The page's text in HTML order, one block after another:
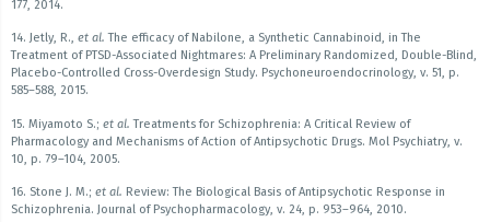
177, 2014.
14. Jetly, R., et al. The efficacy of Nabilone, a Synthetic Cannabinoid, in The
Treatment of PTSD-Associated Nightmares: A Preliminary Randomized, Double-Blind,
Placebo-Controlled Cross-Overdesign Study. Psychoneuroendocrinology, v. 51, p.
585–588, 2015.
15. Miyamoto S.; et al. Treatments for Schizophrenia: A Critical Review of
Pharmacology and Mechanisms of Action of Antipsychotic Drugs. Mol Psychiatry, v.
10, p. 79–104, 2005.
16. Stone J. M.; et al. Review: The Biological Basis of Antipsychotic Response in
Schizophrenia. Journal of Psychopharmacology, v. 24, p. 953–964, 2010.